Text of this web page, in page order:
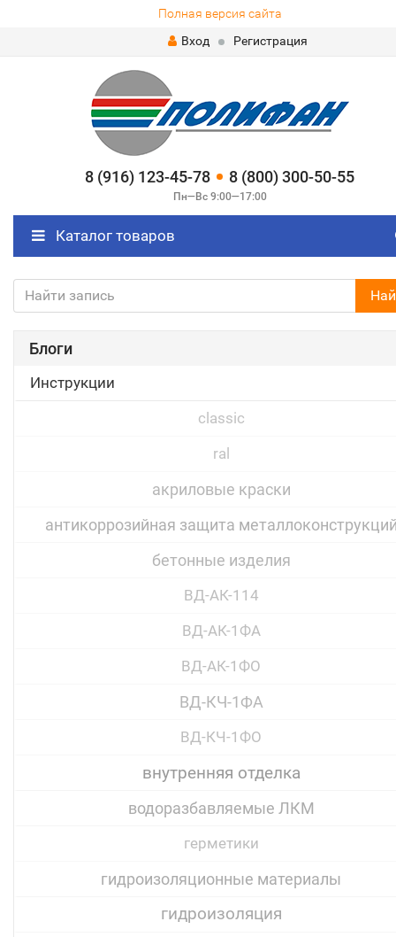
Полная версия сайта
Вход
Регистрация
8 (916) 123-45-78 8 (800) 300-50-55
Пн—Вс 9:00—17:00
Каталог товаров
Блоги
Инструкции
classic
ral
акриловые краски
антикоррозийная защита
бетонные изделия
ВД-АК-114
ВД-АК-1ФА
ВД-АК-1ФО
ВД-КЧ-1ФА
ВД-КЧ-1ФО
внутренняя отделка
водоразбавляемые ЛКМ
герметики
гидроизоляционные материалы
гидроизоляция